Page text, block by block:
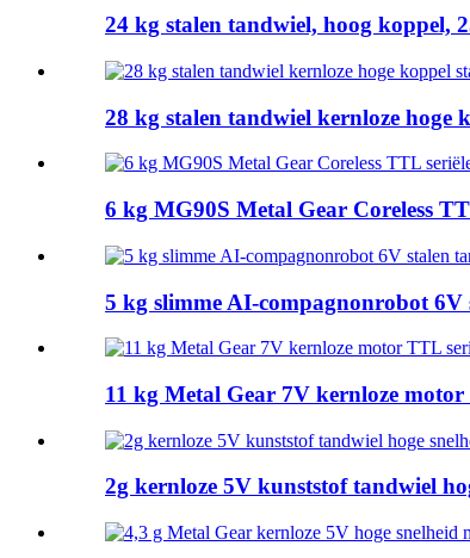
24 kg stalen tandwiel, hoog koppel,
28 kg stalen tandwiel kernloze hoge
6 kg MG90S Metal Gear Coreless
5 kg slimme AI-compagnonrobot
11 kg Metal Gear 7V kernloze motor
2g kernloze 5V kunststof tandwiel